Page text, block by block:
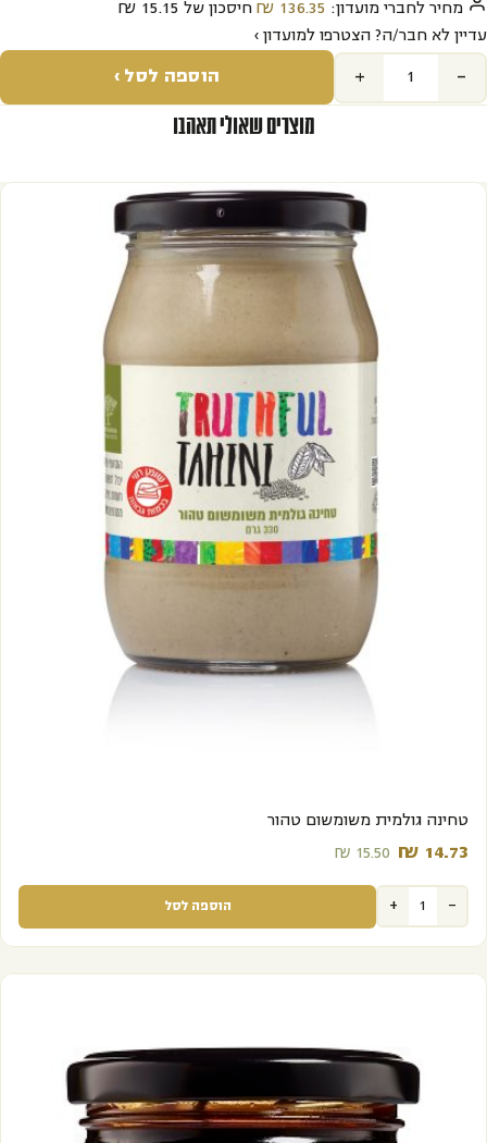
מחיר לחברי מועדון: ₪ 136.35‬ חיסכון של ₪ 15.15‬
עדיין לא חבר/ה? הצטרפו למועדון ›
-
+ הוספה לסל ›
מוצרים שאולי תאהבו
טחינה גולמית משומשום טהור
₪ 15.50‬ ₪ 14.73‬
-
+ הוספה לסל